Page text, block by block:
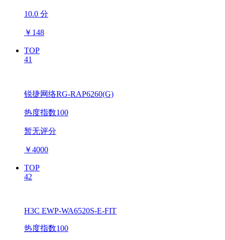
10.0 分
￥ 148
TOP
41
锐捷网络RG-RAP6260(G)
热度指数100
暂无评分
￥4000
TOP
42
H3C EWP-WA6520S-E-FIT
热度指数100